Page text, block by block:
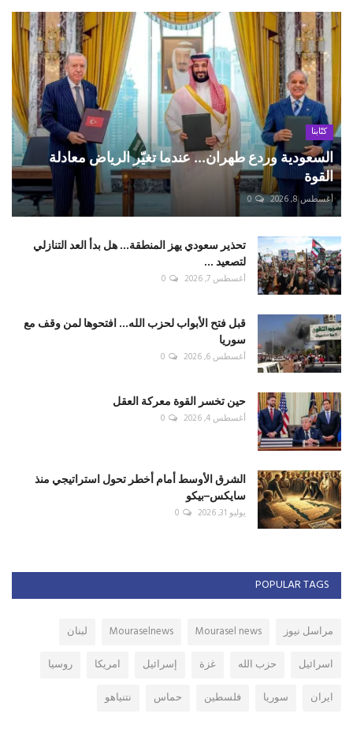
كتّابنا
السعودية وردع طهران... عندما تغيّر الرياض معادلة
القوة
أغسطس 8, 2026 0
تحذير سعودي يهز المنطقة... هل بدأ العد التنازلي
لتصعيد ...
أغسطس 7, 2026 0
قبل فتح الأبواب لحزب الله... افتحوها لمن وقف مع
سوريا
أغسطس 6, 2026 0
حين تخسر القوة معركة العقل
أغسطس 4, 2026 0
الشرق الأوسط أمام أخطر تحول استراتيجي منذ
سايكس–بيكو
يوليو 31, 2026 0
POPULAR TAGS
مراسل نيوز Mourasel news
Mouraselnews
لبنان
اسرائيل
حزب الله غزة إسرائيل امريكا
روسيا
ايران
سوريا فلسطين حماس نتنياهو